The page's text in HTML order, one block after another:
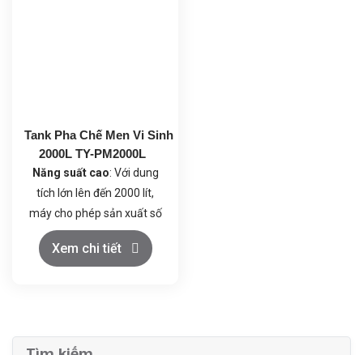
tuổi thọ máy.
Tank Pha Chế Men Vi Sinh
2000L TY-PM2000L
Năng suất cao: Với dung
tích lớn lên đến 2000 lít,
máy cho phép sản xuất số
lượng lớn men vi sinh trong
một chu kỳ, đáp ứng nhu
năng tiệt trùng tại chỗ (SIP)
Xem chi tiết